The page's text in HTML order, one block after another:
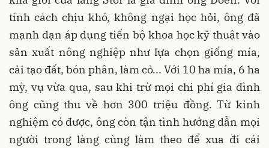
tính cách chịu khó, không ngại học hỏi, ông đã
mạnh dạn áp dụng tiến bộ khoa học kỹ thuật vào
sản xuất nông nghiệp như lựa chọn giống mía,
cải tạo đất, bón phân, làm cỏ... Với 10 ha mía, 6 ha
mỳ, vụ vừa qua, sau khi trừ mọi chi phí gia đình
ông cũng thu về hơn 300 triệu đồng. Từ kinh
nghiệm có được, ông còn tận tình hướng dẫn mọi
người trong làng cùng làm theo để xua đi cái